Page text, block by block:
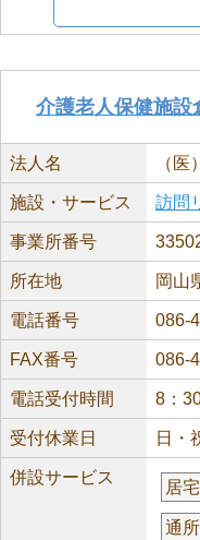
介護老人保健施設
法人名 （医
施設・サービス 訪問
事業所番号
所在地 岡山
電話番号 086-
FAX番号 086-
電話受付時間 8：
受付休業日 日・
併設サービス
居
通